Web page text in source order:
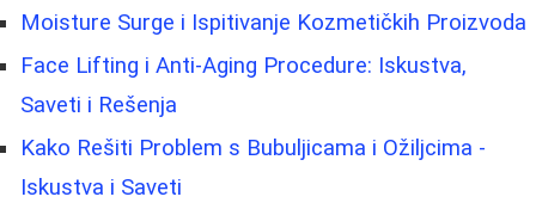
Moisture Surge i Ispitivanje Kozmetičkih Proizvoda
Face Lifting i Anti-Aging Procedure: Iskustva,
Saveti i Rešenja
Kako Rešiti Problem s Bubuljicama i Ožiljcima -
Iskustva i Saveti